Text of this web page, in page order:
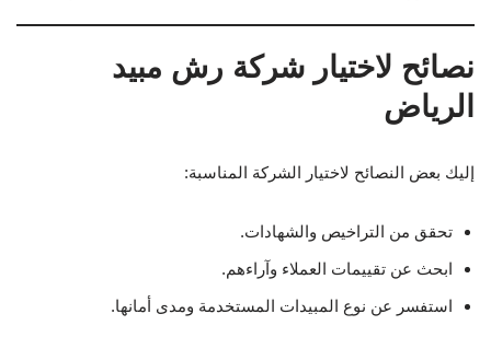
نصائح لاختيار شركة رش مبيد
الرياض
إليك بعض النصائح لاختيار الشركة المناسبة:
تحقق من التراخيص والشهادات.
ابحث عن تقييمات العملاء وآراءهم.
استفسر عن نوع المبيدات المستخدمة ومدى أمانها.